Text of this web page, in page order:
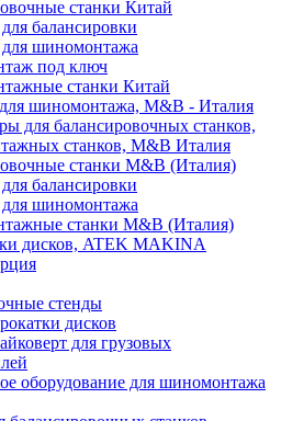
станки Китай
балансировки
для шиномонтажа
под ключ
станки Китай
шиномонтажа, M&B - Италия
для балансировочных станков,
станков, M&B Италия
станки M&B (Италия)
балансировки
для шиномонтажа
станки M&B (Италия)
дисков, ATEK MAKINA
стенды
дисков
для грузовых
оборудование для шиномонтажа